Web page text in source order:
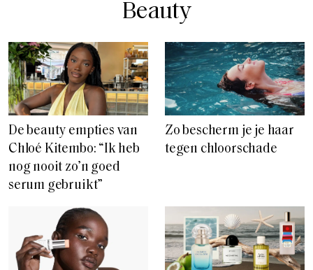
Beauty
De beauty empties van
Chloé Kitembo: “Ik heb
nog nooit zo’n goed
serum gebruikt”
Zo bescherm je je haar
tegen chloorschade